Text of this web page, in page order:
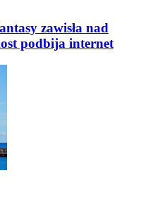
zawisła nad
podbija internet